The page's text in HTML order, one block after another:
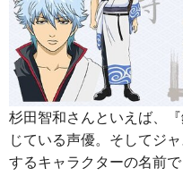
杉田智和さんといえば、
じている声優。そしてジ
するキャラクターの名前で